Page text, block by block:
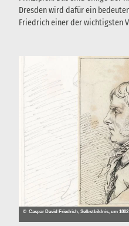
Dresden wird dafür ein
Friedrich einer der wichtigsten
© Caspar David Friedrich, Selbstbildnis, um